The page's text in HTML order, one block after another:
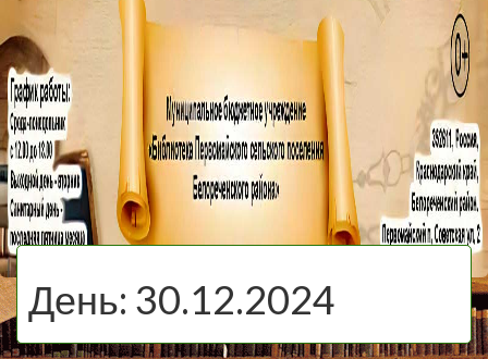
МБУ Библиотека
Первомайского
Сельского
Поселения
День: 30.12.2024